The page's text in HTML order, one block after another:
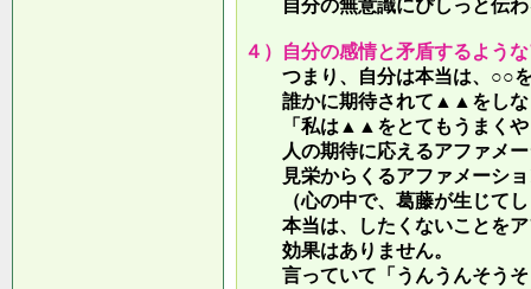
自分の無意識にぴしっと伝わ
４）自分の感情と矛盾するよう
つまり、自分は本当は、○○を
誰かに期待されて▲▲をしな
「私は▲▲をとてもうまくや
人の期待に応えるアファメ
見栄からくるアファメーショ
（心の中で、葛藤が生じてし
本当は、したくないことをア
効果はありません。
言っていて 「うんうんそう